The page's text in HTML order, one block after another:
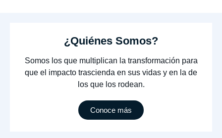
¿Quiénes Somos?
Somos los que multiplican la transformación para
que el impacto trascienda en sus vidas y en la de
los que los rodean.
Conoce más